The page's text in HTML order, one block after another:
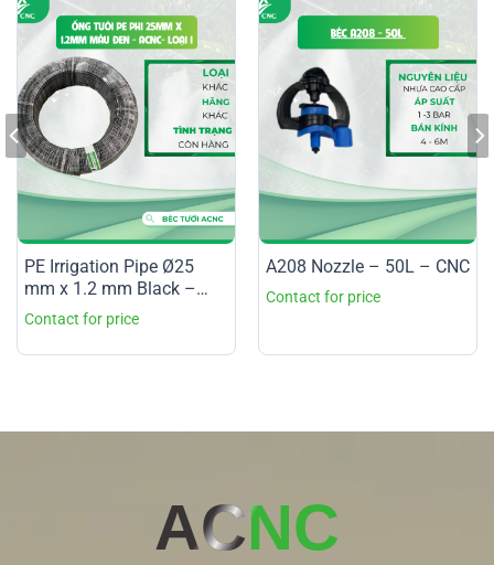
PE Irrigation Pipe Ø25
mm x 1.2 mm Black –
ACNC – Grade 1
A208 Nozzle – 50L – CNC
ACNC